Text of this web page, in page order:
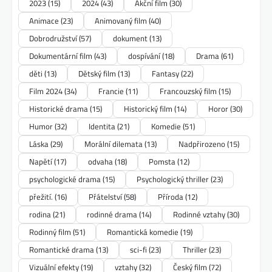
2023(15) 2024(43) Akční film (30)
Animace (23) Animovaný film (40)
Dobrodružství(57) dokument(13)
Dokumentární film (43) dospívání(18) Drama(61)
děti (13) Dětský film (13) Fantasy(22)
Film 2024(34) Francie (11) Francouzský film (15)
Historické drama(15) Historický film (14) Horor(30)
Humor(32) Identita(21) Komedie (51)
Láska(29) Morální dilemata(13) Nadpřirozeno(15)
Napětí(17) odvaha(18) Pomsta(12)
psychologické drama(15) Psychologický thriller(23)
přežití. (16) Přátelství(58) Příroda(12)
rodina(21) rodinné drama(14) Rodinné vztahy(30)
Rodinný film (51) Romantická komedie (19)
Romantické drama(13) sci-fi (23) Thriller(23)
Vizuální efekty(19) vztahy(32) Český film (72)